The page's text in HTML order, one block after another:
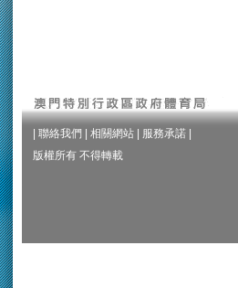
聯絡我們 相關網站 服務承諾
版權所有 不得轉載